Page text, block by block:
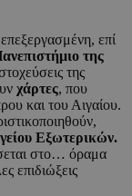
επί
της
της
χάρτες, που
και του Αιγαίου.
Εξωτερικών.
στο… όραμα
επιδιώξεις